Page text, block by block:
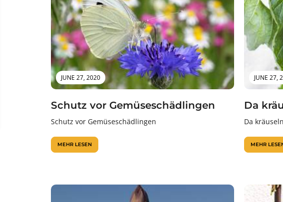
JUNE 27, 2020
Schutz vor Gemüseschädlingen
Schutz vor Gemüseschädlingen
MEHR LESEN
JUNE 27,
Da
Da
MEHR